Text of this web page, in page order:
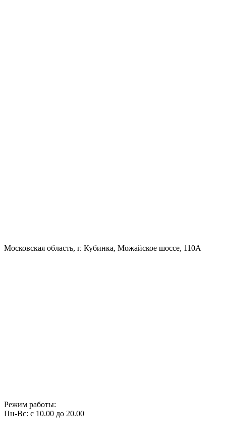
Московская область, г. Кубинка, Можайское шоссе, 110А
Режим работы:
Пн-Вс: с 10.00 до 20.00